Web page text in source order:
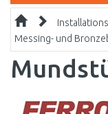
Messing- und